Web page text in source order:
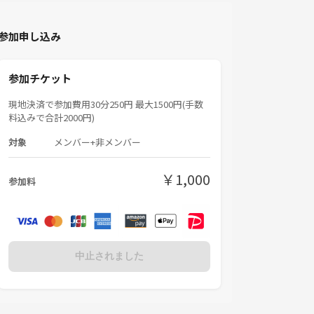
加申し込み
参加チケット
現地決済で参加費用30分250円 最大1500円(手数
料込みで合計2000円)
対象 メンバー+非メンバー
参加料 ￥1,000
中止されました